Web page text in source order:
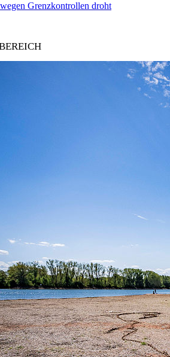
Grenzkontrollen droht